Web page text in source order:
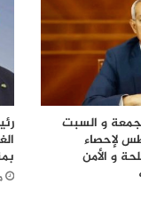
و السبت
و 15 اغسطس لإحصاء
و الأمن